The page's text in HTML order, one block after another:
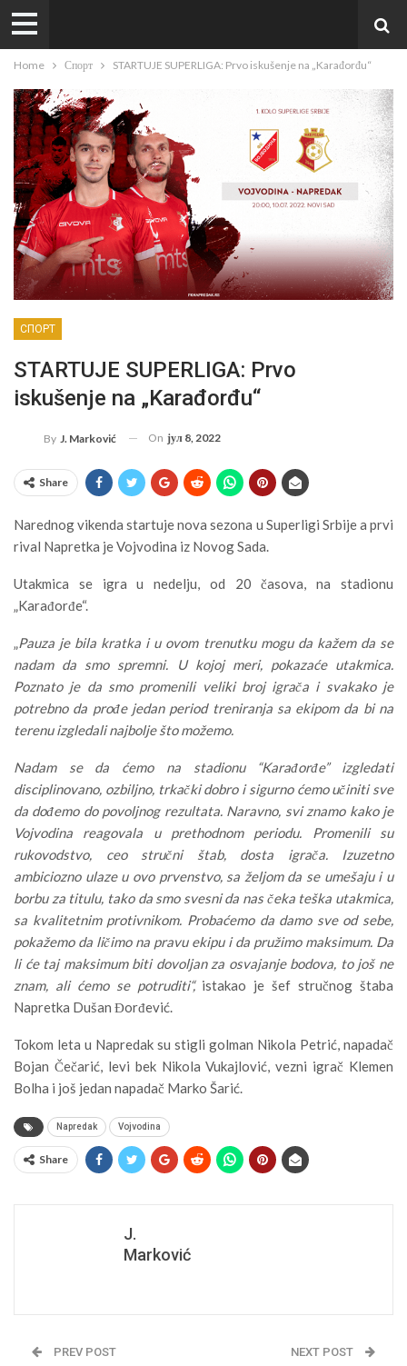
Home Спорт STARTUJE SUPERLIGA: Prvo iskušenje na „Karađorđu“
СПОРТ
STARTUJE SUPERLIGA: Prvo
iskušenje na „Karađorđu“
By J. Marković On јул 8, 2022
Share
Narednog vikenda startuje nova sezona u Superligi Srbije a prvi
rival Napretka je Vojvodina iz Novog Sada.
Utakmica se igra u nedelju, od 20 časova, na stadionu
„Karađorđe“.
„Pauza je bila kratka i u ovom trenutku mogu da kažem da se
nadam da smo spremni. U kojoj meri, pokazaće utakmica.
Poznato je da smo promenili veliki broj igrača i svakako je
potrebno da prođe jedan period treniranja sa ekipom da bi na
terenu izgledali najbolje što možemo.
Nadam se da ćemo na stadionu “Karađorđe” izgledati
disciplinovano, ozbiljno, trkački dobro i sigurno ćemo učiniti sve
da dođemo do povoljnog rezultata. Naravno, svi znamo kako je
Vojvodina reagovala u prethodnom periodu. Promenili su
rukovodstvo, ceo stručni štab, dosta igrača. Izuzetno
ambiciozno ulaze u ovo prvenstvo, sa željom da se umešaju i u
borbu za titulu, tako da smo svesni da nas čeka teška utakmica,
sa kvalitetnim protivnikom. Probaćemo da damo sve od sebe,
pokažemo da ličimo na pravu ekipu i da pružimo maksimum. Da
li će taj maksimum biti dovoljan za osvajanje bodova, to još ne
znam, ali ćemo se potruditi“,istakao je šef stručnog štaba
Napretka Dušan Đorđević.
Tokom leta u Napredak su stigli golman Nikola Petrić, napadač
Bojan Čečarić, levi bek Nikola Vukajlović, vezni igrač Klemen
Bolha i još jedan napadač Marko Šarić.
Napredak Vojvodina
Share
J.
Marković
PREV POST NEXT POST